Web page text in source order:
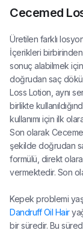
Cecemed
Üretilen farklı
İçerikleri birbirinden
sonuç alabilmek
doğrudan saç
Loss Lotion, aynı
birlikte
kullanımı için ilk
Son olarak
şekilde doğrudan
formülü, direkt
vermektedir. Son
Kepek problemi
Dandruff Oil Hair
bir süredir. Bu